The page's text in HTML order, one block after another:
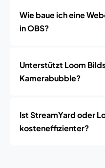
Wie baue ich eine
in OBS?
Unterstützt Loom
Kamerabubble?
Ist StreamYard oder
kosteneffizienter?